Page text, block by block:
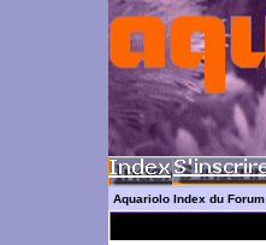
Aquariolo Index du Forum